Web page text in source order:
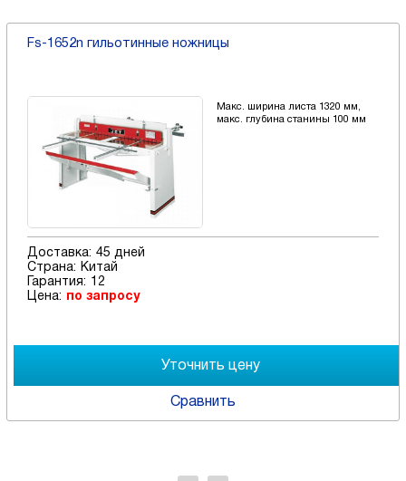
Fs-1652n гильотинные ножницы
Макс. ширина листа 1320 мм,
макс. глубина станины 100 мм
Доставка: 45 дней
Страна:
Китай
Гарантия:
12
Цена:
по запросу
Сравнить